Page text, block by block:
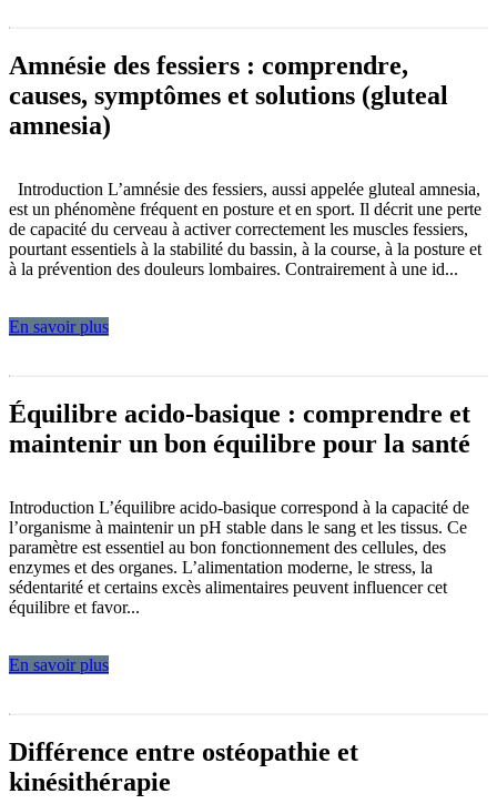
Amnésie des fessiers : comprendre,
causes, symptômes et solutions (gluteal
amnesia)
Introduction L’amnésie des fessiers, aussi appelée gluteal amnesia,
est un phénomène fréquent en posture et en sport. Il décrit une perte
de capacité du cerveau à activer correctement les muscles fessiers,
pourtant essentiels à la stabilité du bassin, à la course, à la posture et
à la prévention des douleurs lombaires. Contrairement à une id...
En savoir plus
Équilibre acido-basique : comprendre et
maintenir un bon équilibre pour la santé
Introduction L’équilibre acido-basique correspond à la capacité de
l’organisme à maintenir un pH stable dans le sang et les tissus. Ce
paramètre est essentiel au bon fonctionnement des cellules, des
enzymes et des organes. L’alimentation moderne, le stress, la
sédentarité et certains excès alimentaires peuvent influencer cet
équilibre et favor...
En savoir plus
Différence entre ostéopathie et
kinésithérapie